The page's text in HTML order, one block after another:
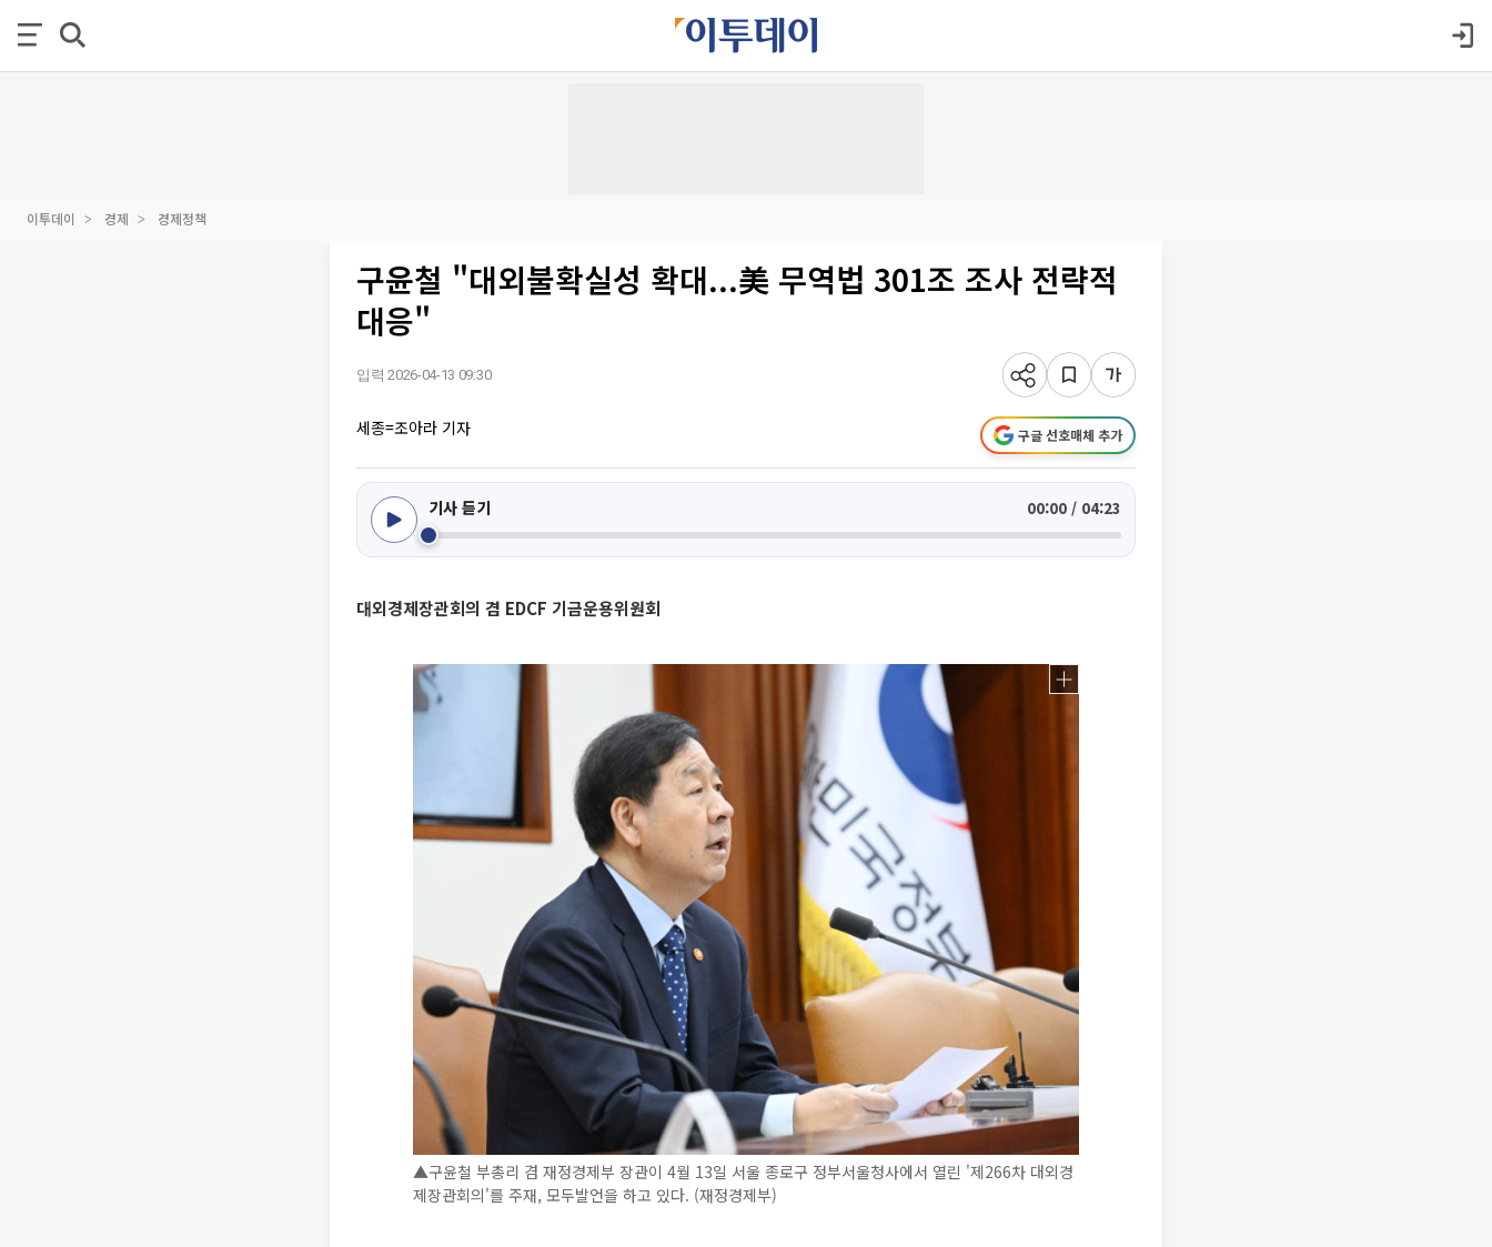
이투데이 경제 경제정책
구윤철 "대외불확실성 확대...美 무역법 301조 조사 전략적
대응"
입력 2026-04-13 09:30
세종=조아라 기자 구글 선호매체 추가
기사 듣기 00:00 / 04:23
대외경제장관회의 겸 EDCF 기금운용위원회
▲구윤철 부총리 겸 재정경제부 장관이 4월 13일 서울 종로구 정부서울청사에서 열린 '제266차 대외경
제장관회의'를 주재, 모두발언을 하고 있다. (재정경제부)